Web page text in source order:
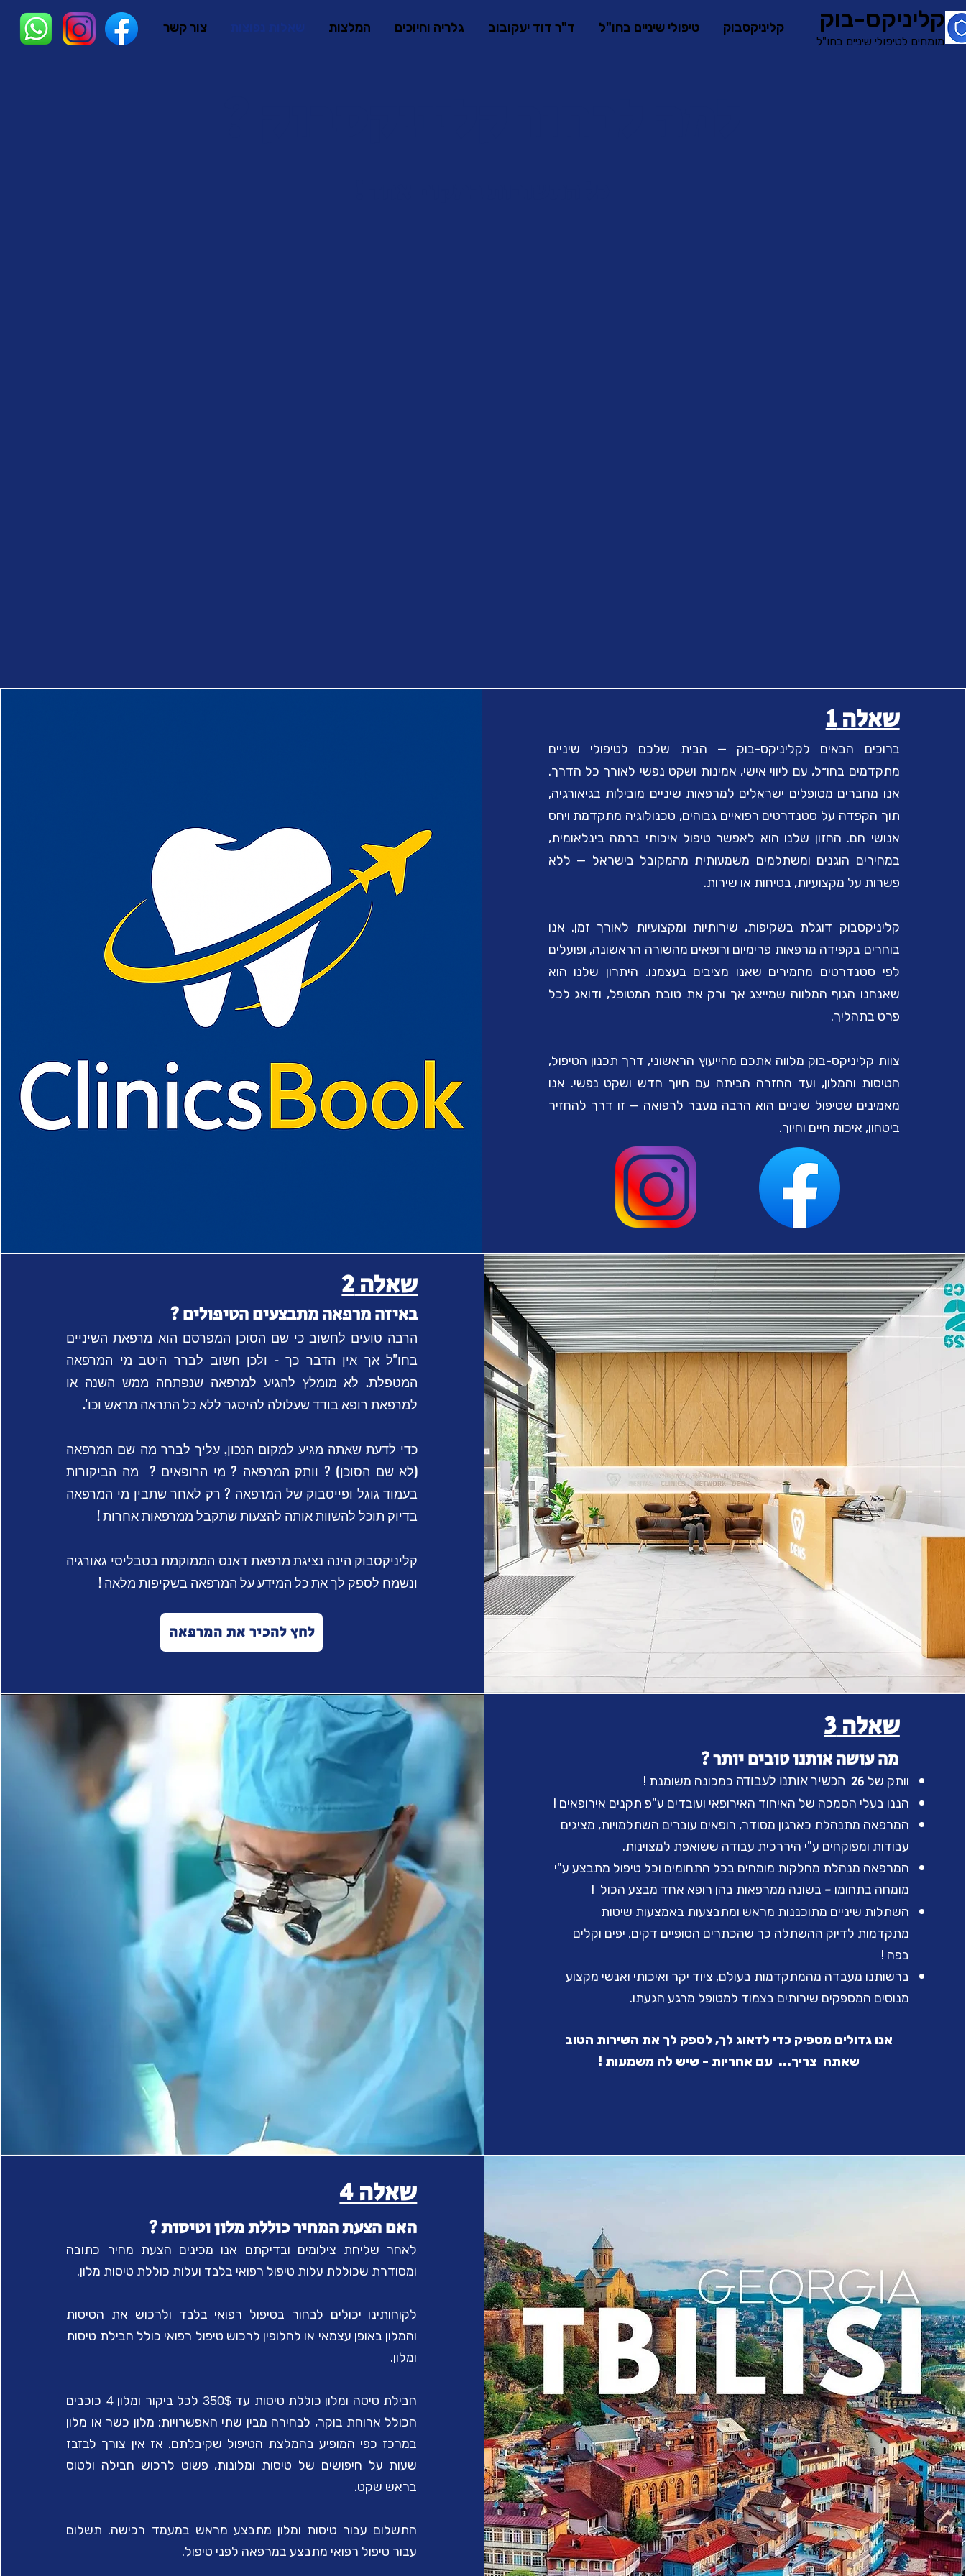
קליניקסבוק טיפולי שיניים בחו"ל ד"ר דוד יעקובוב גלריה וחיוכים המלצות צור קשר קליניקס-בוק
מומחים לטיפולי שיניים בחו"ל
שאלה 1
ברוכים הבאים לקליניקס-בוק — הבית שלכם לטיפולי שיניים
מתקדמים בחו״ל, עם ליווי אישי, אמינות ושקט נפשי לאורך כל הדרך.
אנו מחברים מטופלים ישראלים למרפאות שיניים מובילות בגיאורגיה,
תוך הקפדה על סטנדרטים רפואיים גבוהים, טכנולוגיה מתקדמת ויחס
אנושי חם. החזון שלנו הוא לאפשר טיפול איכותי ברמה בינלאומית,
במחירים הוגנים ומשתלמים משמעותית מהמקובל בישראל — ללא
פשרות על מקצועיות, בטיחות או שירות.
קליניקסבוק דוגלת בשקיפות, שירותיות ומקצועיות לאורך זמן. אנו
בוחרים בקפידה מרפאות פרימיום ורופאים מהשורה הראשונה, ופועלים
לפי סטנדרטים מחמירים שאנו מציבים בעצמנו. היתרון שלנו הוא
שאנחנו הגוף המלווה שמייצג אך ורק את טובת המטופל, ודואג לכל
פרט בתהליך.
צוות קליניקס-בוק מלווה אתכם מהייעוץ הראשוני, דרך תכנון הטיפול,
הטיסות והמלון, ועד החזרה הביתה עם חיוך חדש ושקט נפשי. אנו
מאמינים שטיפול שיניים הוא הרבה מעבר לרפואה — זו דרך להחזיר
ביטחון, איכות חיים וחיוך.
שאלה 2
באיזה מרפאה מתבצעים הטיפולים ?
הרבה טועים לחשוב כי שם הסוכן המפרסם הוא מרפאת השיניים
בחו"ל אך אין הדבר כך - ולכן חשוב לברר היטב מי המרפאה
המטפלת. לא מומלץ להגיע למרפאה שנפתחה ממש השנה או
למרפאת רופא בודד שעלולה להיסגר ללא כל התראה מראש וכו'.
כדי לדעת שאתה מגיע למקום הנכון, עליך לברר מה שם המרפאה
(לא שם הסוכן) ? וותק המרפאה ? מי הרופאים ? מה הביקורות
בעמוד גוגל ופייסבוק של המרפאה ? רק לאחר שתבין מי המרפאה
בדיוק תוכל להשוות אותה להצעות שתקבל ממרפאות אחרות !
קליניקסבוק הינה נציגת מרפאת דאנס הממוקמת בטבליסי גאורגיה
ונשמח לספק לך את כל המידע על המרפאה בשקיפות מלאה !
לחץ להכיר את המרפאה
שאלה 3
מה עושה אותנו טובים יותר ?
וותק של 26 הכשיר אותנו לעבודה כמכונה משומנת !
הננו בעלי הסמכה של האיחוד האירופאי ועובדים ע"פ תקנים אירופאים !
המרפאה מתנהלת כארגון מסודר, רופאים עוברים השתלמויות, מציגים
עבודות ומפוקחים ע"י היררכית עבודה ששואפת למצוינות.
המרפאה מנהלת מחלקות מומחים בכל התחומים וכל טיפול מתבצע ע"י
מומחה בתחומו - בשונה ממרפאות בהן רופא אחד מבצע הכול !
השתלות שיניים מתוכננות מראש ומתבצעות באמצעות שיטות
מתקדמות לדיוק ההשתלה כך שהכתרים הסופיים דקים, יפים וקלים
בפה !
ברשותנו מעבדה מהמתקדמות בעולם, ציוד יקר ואיכותי ואנשי מקצוע
מנוסים המספקים שירותים בצמוד למטופל מרגע הגעתו.
אנו גדולים מספיק כדי לדאוג לך, לספק לך את השירות הטוב
שאתה צריך... עם אחריות - שיש לה משמעות !
שאלה 4
האם הצעת המחיר כוללת מלון וטיסות ?
לאחר שליחת צילומים ובדיקתם אנו מכינים הצעת מחיר כתובה
ומסודרת שכוללת עלות טיפול רפואי בלבד ועלות כוללת טיסות מלון.
לקוחותינו יכולים לבחור בטיפול רפואי בלבד ולרכוש את הטיסות
והמלון באופן עצמאי או לחלופין לרכוש טיפול רפואי כולל חבילת טיסות
ומלון.
חבילת טיסה ומלון כוללת טיסות עד350$ לכל ביקור ומלון4 כוכבים
הכולל ארוחת בוקר, לבחירה מבין שתי האפשרויות: מלון כשר או מלון
במרכז כפי המופיע בהמלצת הטיפול שקיבלתם. אז אין צורך לבזבז
שעות על חיפושים של טיסות ומלונות, פשוט לרכוש חבילה ולטוס
בראש שקט.
התשלום עבור טיסות ומלון מתבצע מראש במעמד רכישה. תשלום
עבור טיפול רפואי מתבצע במרפאה לפני טיפול.